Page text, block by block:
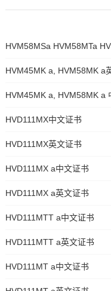
HVM58MSa HVM58MTa
HVM45MK a, HVM58MK a
HVM45MK a, HVM58MK a
HVD111MX中文证书
HVD111MX英文证书
HVD111MX a中文证书
HVD111MX a英文证书
HVD111MTT a中文证书
HVD111MTT a英文证书
HVD111MT a中文证书